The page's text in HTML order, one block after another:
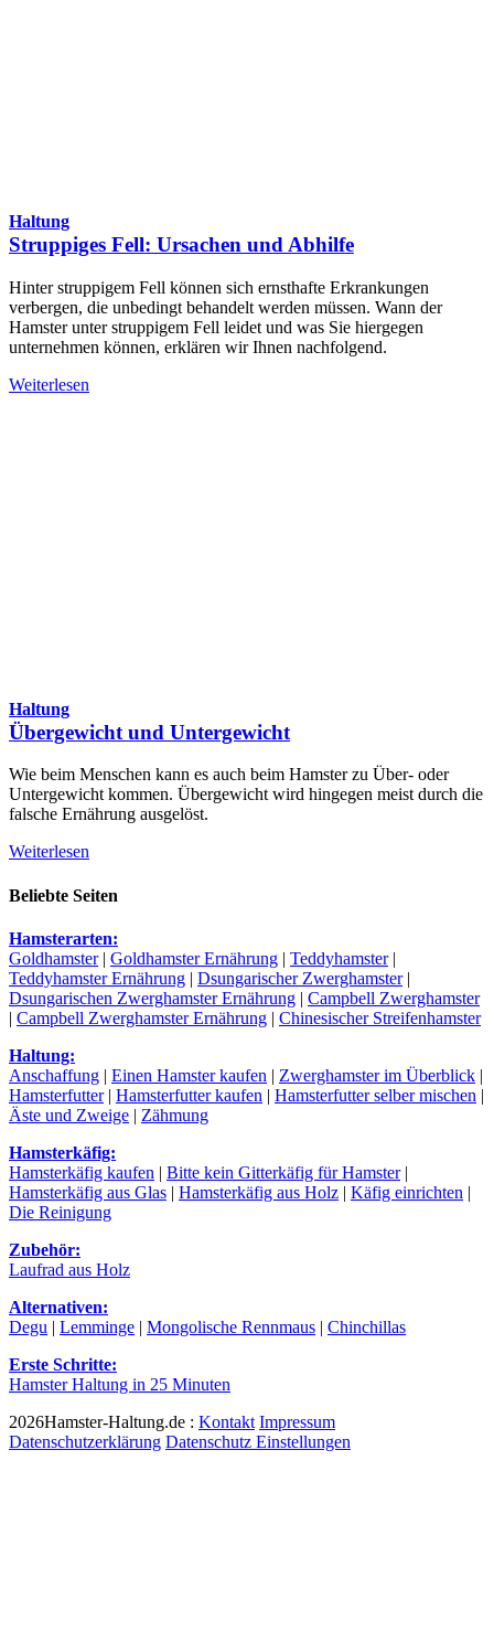
Haltung
Struppiges Fell: Ursachen und Abhilfe
Hinter struppigem Fell können sich ernsthafte Erkrankungen
verbergen, die unbedingt behandelt werden müssen. Wann der
Hamster unter struppigem Fell leidet und was Sie hiergegen
unternehmen können, erklären wir Ihnen nachfolgend.
Weiterlesen
Haltung
Übergewicht und Untergewicht
Wie beim Menschen kann es auch beim Hamster zu Über- oder
Untergewicht kommen. Übergewicht wird hingegen meist durch die
falsche Ernährung ausgelöst.
Weiterlesen
Beliebte Seiten
Hamsterarten:
Goldhamster| Goldhamster Ernährung | Teddyhamster|
Teddyhamster Ernährung | Dsungarischer Zwerghamster|
Dsungarischen Zwerghamster Ernährung | Campbell Zwerghamster
| Campbell Zwerghamster Ernährung | Chinesischer Streifenhamster
Haltung:
Anschaffung | Einen Hamster kaufen | Zwerghamster im Überblick |
Hamsterfutter| Hamsterfutter kaufen | Hamsterfutter selber mischen |
Äste und Zweige | Zähmung
Hamsterkäfig:
Hamsterkäfig kaufen | Bitte kein Gitterkäfig für Hamster|
Hamsterkäfig aus Glas | Hamsterkäfig aus Holz | Käfig einrichten |
Die Reinigung
Zubehör:
Laufrad aus Holz
Alternativen:
Degu | Lemminge | Mongolische Rennmaus | Chinchillas
Erste Schritte:
Hamster Haltung in 25 Minuten
2026Hamster-Haltung.de : Kontakt Impressum
Datenschutzerklärung Datenschutz Einstellungen